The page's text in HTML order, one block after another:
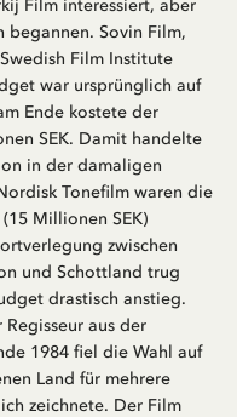
Film interessiert, aber
begannen. Sovin Film,
Film Institute
war ursprünglich auf
Ende kostete der
SEK. Damit handelte
in der damaligen
Tonefilm waren die
Millionen SEK)
zwischen
und Schottland trug
drastisch anstieg.
aus der
1984 fiel die Wahl auf
Land für mehrere
zeichnete. Der Film